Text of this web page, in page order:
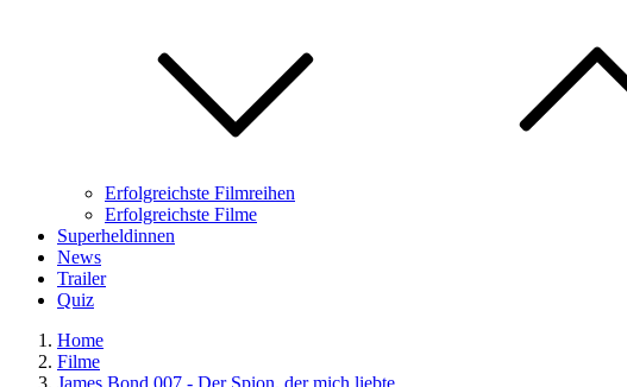
Erfolgreichste Filmreihen
Erfolgreichste Filme
Superheldinnen
News
Trailer
Quiz
Home
Filme
James Bond 007 - Der Spion, der mich liebte